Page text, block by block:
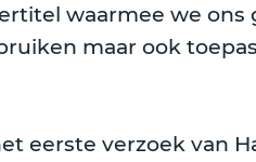
waarmee we ons
maar ook
eerste verzoek van